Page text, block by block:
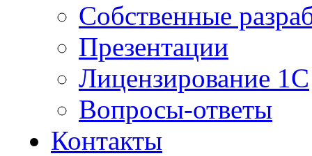
Собственные
Презентации
Лицензирование 1С
Вопросы-ответы
Контакты